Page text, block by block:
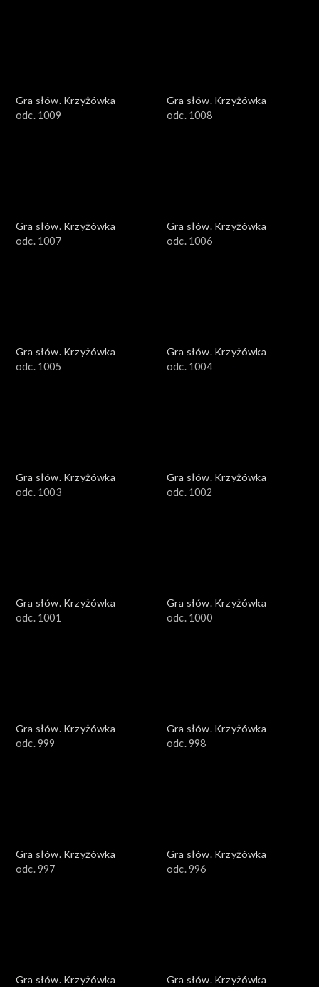
Gra słów. Krzyżówka
odc. 1009
Gra słów. Krzyżówka
odc. 1008
Gra słów. Krzyżówka
odc. 1007
Gra słów. Krzyżówka
odc. 1006
Gra słów. Krzyżówka
odc. 1005
Gra słów. Krzyżówka
odc. 1004
Gra słów. Krzyżówka
odc. 1003
Gra słów. Krzyżówka
odc. 1002
Gra słów. Krzyżówka
odc. 1001
Gra słów. Krzyżówka
odc. 1000
Gra słów. Krzyżówka
odc. 999
Gra słów. Krzyżówka
odc. 998
Gra słów. Krzyżówka
odc. 997
Gra słów. Krzyżówka
odc. 996
Gra słów. Krzyżówka
Gra słów. Krzyżówka